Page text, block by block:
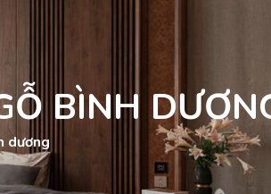
BÌNH
dương